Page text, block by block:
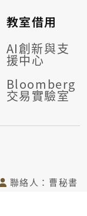
教室借用
AI創新與支
援中心
Bloomberg
交易實驗室
聯絡人：曹秘書